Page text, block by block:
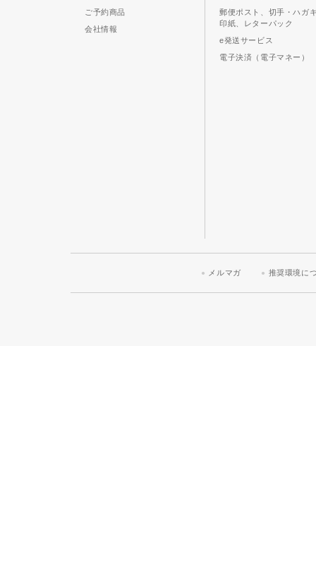
ご予約商品
会社情報
郵便ポスト、切手・ハガ
印紙、レターパック
e発送サービス
電子決済（電子マネー）
メルマガ 推奨環境に